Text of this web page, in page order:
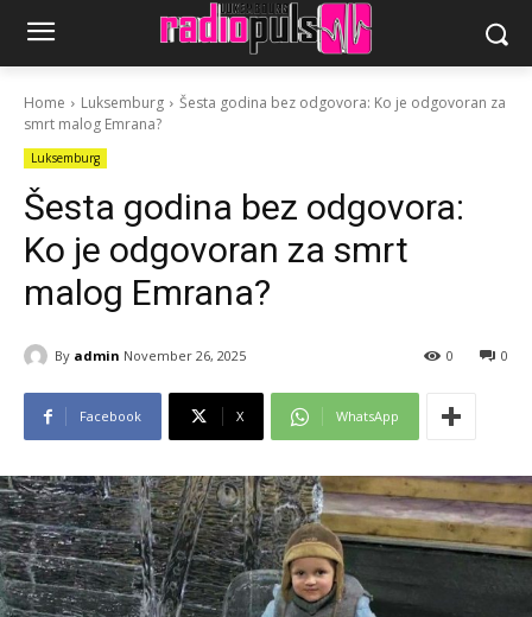
Home Luksemburg
Šesta godina bez odgovora: Ko je odgovoran za
smrt malog Emrana?
Luksemburg
Šesta godina bez odgovora:
Ko je odgovoran za smrt
malog Emrana?
By admin November 26, 2025 0
0
Facebook X WhatsApp